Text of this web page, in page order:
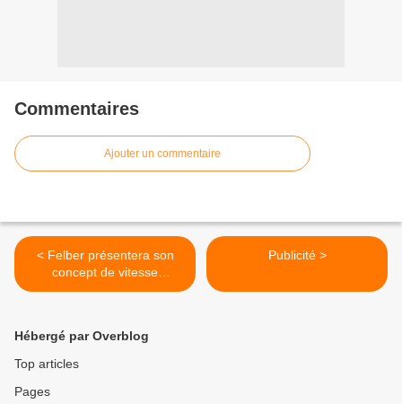
Commentaires
Ajouter un commentaire
< Felber présentera son
concept de vitesse
approchant la vitesse de la
Publicité >
Hébergé par Overblog
Top articles
Pages